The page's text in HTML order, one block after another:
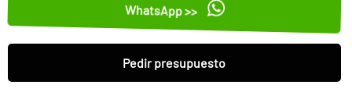
WhatsApp >>
Pedir presupuesto